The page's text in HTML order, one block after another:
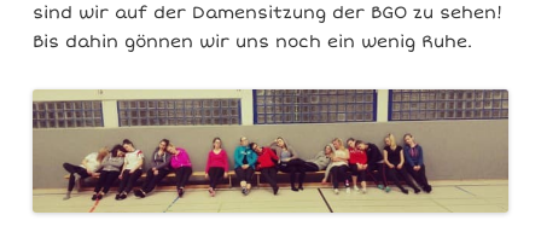
sind wir auf der Damensitzung der BGO zu sehen!
Bis dahin gönnen wir uns noch ein wenig Ruhe.